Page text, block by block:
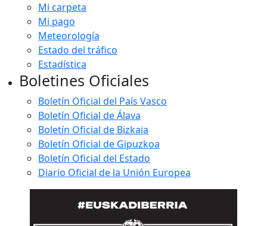
Mi carpeta
Mi pago
Meteorología
Estado del tráfico
Estadística
Boletines Oficiales
Boletín Oficial del País Vasco
Boletín Oficial de Álava
Boletín Oficial de Bizkaia
Boletín Oficial de Gipuzkoa
Boletín Oficial del Estado
Diario Oficial de la Unión Europea